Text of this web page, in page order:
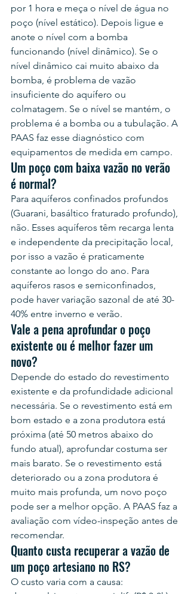
por 1 hora e meça o nível de água no
poço (nível estático). Depois ligue e
anote o nível com a bomba
funcionando (nível dinâmico). Se o
nível dinâmico cai muito abaixo da
bomba, é problema de vazão
insuficiente do aquífero ou
colmatagem. Se o nível se mantém, o
problema é a bomba ou a tubulação. A
PAAS faz esse diagnóstico com
equipamentos de medida em campo.
Um poço com baixa vazão no verão
é normal?
Para aquíferos confinados profundos
(Guarani, basáltico fraturado profundo),
não. Esses aquíferos têm recarga lenta
e independente da precipitação local,
por isso a vazão é praticamente
constante ao longo do ano. Para
aquíferos rasos e semiconfinados,
pode haver variação sazonal de até 30-
40% entre inverno e verão.
Vale a pena aprofundar o poço
existente ou é melhor fazer um
novo?
Depende do estado do revestimento
existente e da profundidade adicional
necessária. Se o revestimento está em
bom estado e a zona produtora está
próxima (até 50 metros abaixo do
fundo atual), aprofundar costuma ser
mais barato. Se o revestimento está
deteriorado ou a zona produtora é
muito mais profunda, um novo poço
pode ser a melhor opção. A PAAS faz a
avaliação com vídeo-inspeção antes de
recomendar.
Quanto custa recuperar a vazão de
um poço artesiano no RS?
O custo varia com a causa: